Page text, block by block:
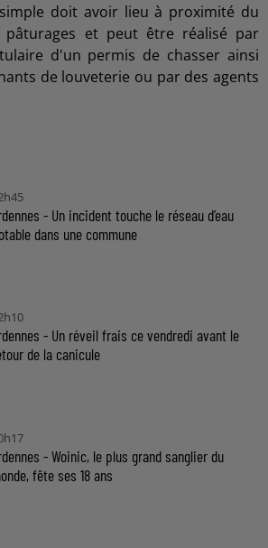
doit avoir lieu à proximité du
et peut être réalisé par
d'un permis de chasser ainsi
de louveterie ou par des agents
- Un incident touche le réseau d’eau
dans une commune
- Un réveil frais ce vendredi avant le
de la canicule
- Woinic, le plus grand sanglier du
fête ses 18 ans